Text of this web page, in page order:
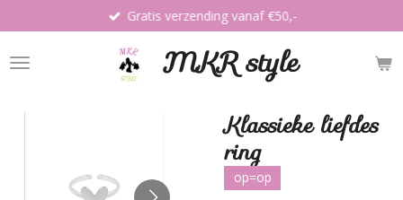
direct
naar
de
MKR style
Gratis verzending vanaf €50,-
Klassieke liefdes
ring
op=op